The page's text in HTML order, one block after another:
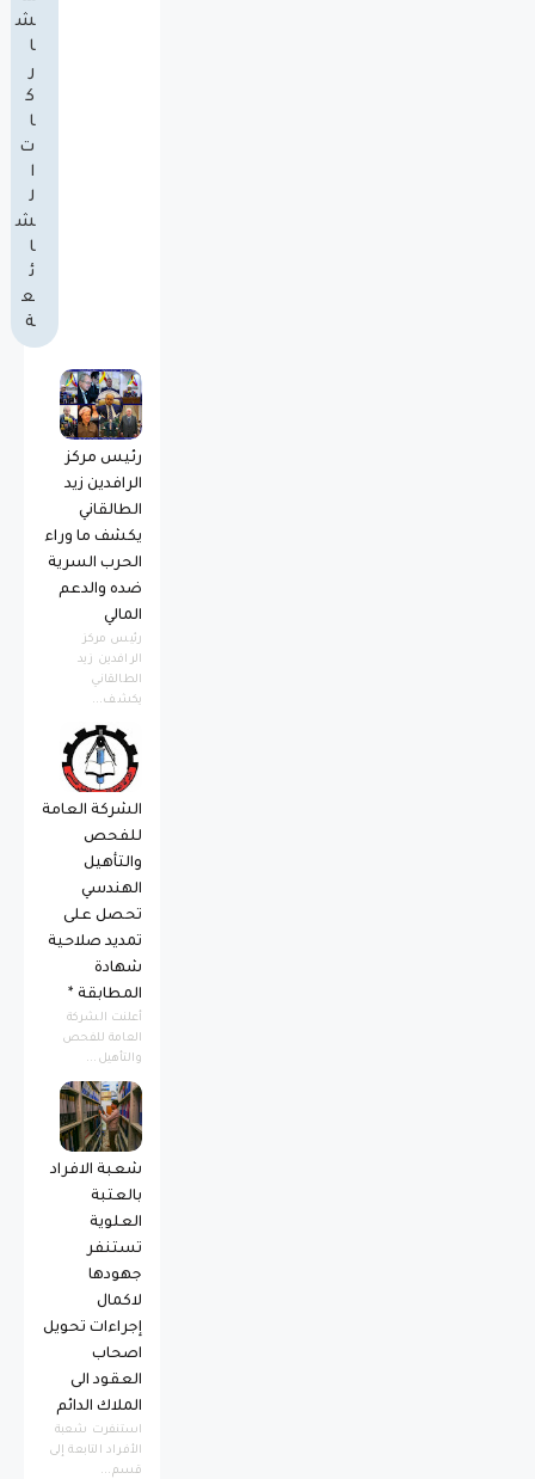
ش
ا
ر
ك
ا
ت
ا
ل
ش
ا
ئ
ع
ة
رئيس مركز
الرافدين زيد
الطالقاني
يكشف ما وراء
الحرب السرية
ضده والدعم
المالي
رئيس مركز
الرافدين زيد
الطالقاني
يكشف...
الشركة العامة
للفحص
والتأهيل
الهندسي
تحصل على
تمديد صلاحية
شهادة
المطابقة *
أعلنت الشركة
العامة للفحص
والتأهيل...
شعبة الافراد
بالعتبة
العلوية
تستنفر
جهودها
لاكمال
إجراءات تحويل
اصحاب
العقود الى
الملاك الدائم
استنفرت شعبة
الأفراد التابعة إلى
قسم...